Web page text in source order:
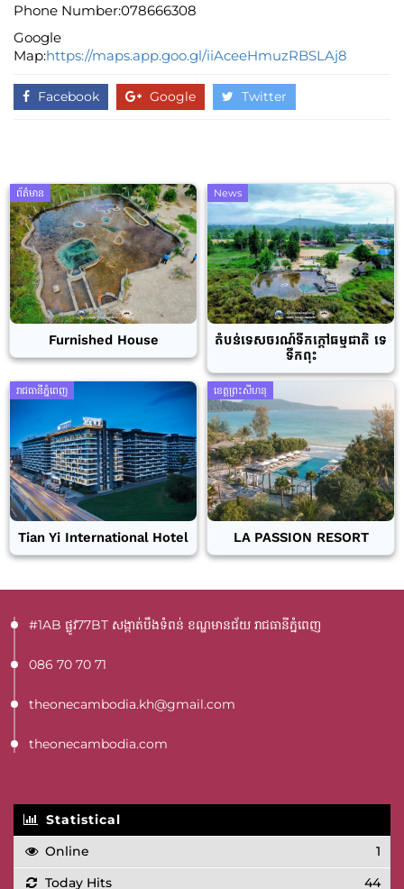
Phone Number:078666308
Google
Map:https://maps.app.goo.gl/iiAceeHmuzRBSLAj8
Facebook Google Twitter
ព័ត៌មាន
Furnished House
News
តំបន់ទេសចរណ៍ទឹកក្តៅធម្មជាតិ ទេ
ទឹកពុះ
រាជធានីភ្នំពេញ
Tian Yi International Hotel
ខេត្តព្រះសីហនុ
LA PASSION RESORT
#1AB ផ្លូវ77BT​ សង្កាត់បឹងទំពន់ ខណ្ឌមានជ័យ រាជធានីភ្នំពេញ
086 70 70 71
theonecambodia.kh@gmail.com
theonecambodia.com
Statistical
Online
1
Today Hits
44